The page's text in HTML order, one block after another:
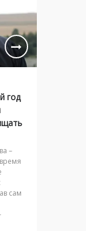
год
–
сам